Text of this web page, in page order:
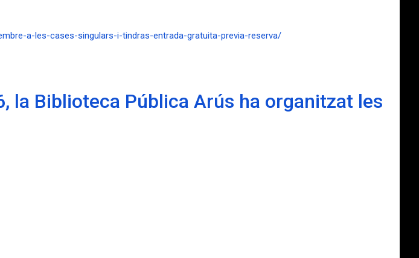
a-les-cases-singulars-i-tindras-entrada-gratuita-previa-reserva/
la Biblioteca Pública Arús ha organitzat les